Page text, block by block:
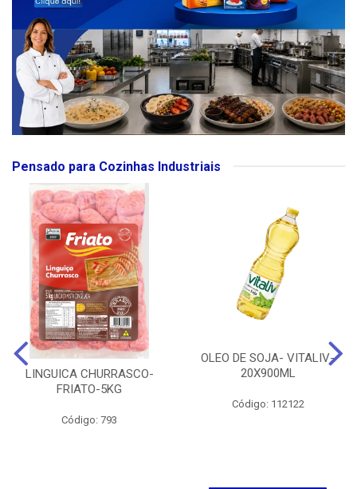
Pensado para Cozinhas Industriais
LINGUICA CHURRASCO-
FRIATO-5KG
Código: 793
OLEO DE SOJA- VITALIV-
20X900ML
Código: 112122